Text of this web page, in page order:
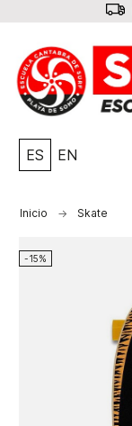
ES EN
Inicio Skate
-15%